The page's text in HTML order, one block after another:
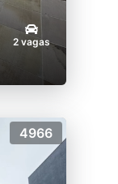
2 vagas
4966